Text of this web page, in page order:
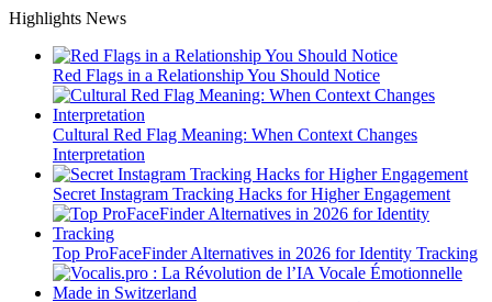
Skip
content
Highlights News
Red Flags in a Relationship You Should Notice
Cultural Red Flag Meaning: When Context Changes
Interpretation
Secret Instagram Tracking Hacks for Higher Engagement
Top ProFaceFinder Alternatives in 2026 for Identity Tracking